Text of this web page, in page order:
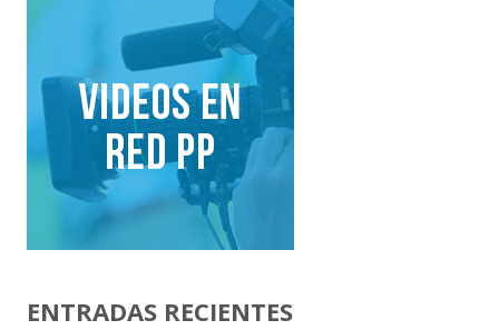
ENTRADAS RECIENTES